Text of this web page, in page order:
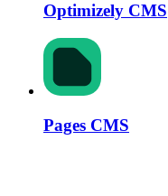
Optimizely CMS
Pages CMS